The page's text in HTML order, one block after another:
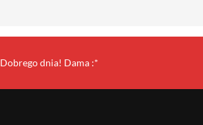
Dobrego dnia! Dama :*